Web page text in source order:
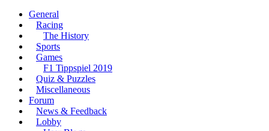
General
Racing
The History
Sports
Games
F1 Tippspiel 2019
Quiz & Puzzles
Miscellaneous
Forum
News & Feedback
Lobby